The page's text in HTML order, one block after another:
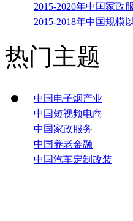
2015-2020年中国家政
2015-2018年中国规模
热门主题
中国电子烟产业
中国短视频电商
中国家政服务
中国养老金融
中国汽车定制改装